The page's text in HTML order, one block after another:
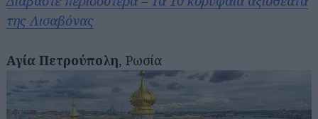
της Λισαβόνας
Αγία Πετρούπολη, Ρωσία